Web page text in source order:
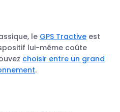
le GPS Tractive est
lui-même coûte
choisir entre un grand
.